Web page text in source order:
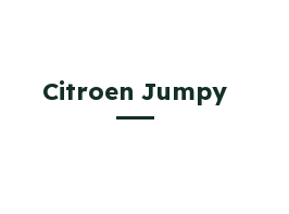
Citroen Jumpy